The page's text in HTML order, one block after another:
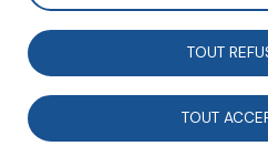
Outils et
TOUT
TOUT